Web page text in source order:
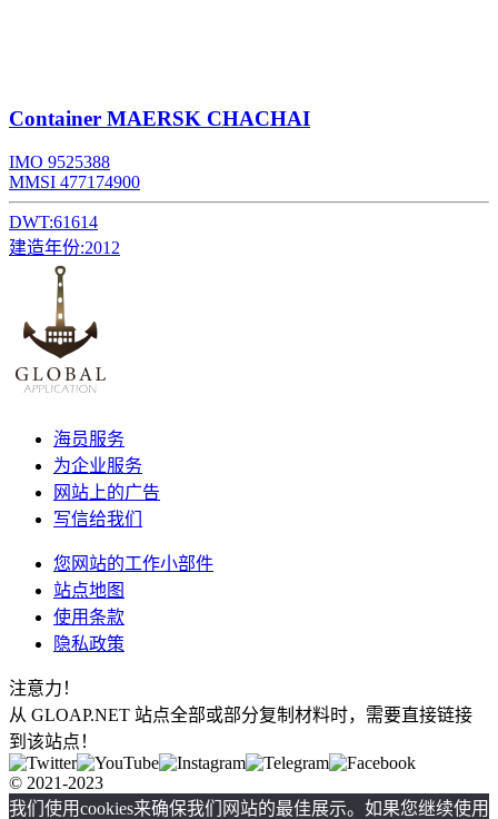
Container MAERSK CHACHAI
IMO 9525388
MMSI 477174900
DWT:61614
建造年份:2012
海员服务
为企业服务
网站上的广告
写信给我们
您网站的工作小部件
站点地图
使用条款
隐私政策
注意力！
从 GLOAP.NET 站点全部或部分复制材料时，需要直接链接
到该站点！
© 2021-2023
我们使用cookies来确保我们网站的最佳展示。如果您继续使用